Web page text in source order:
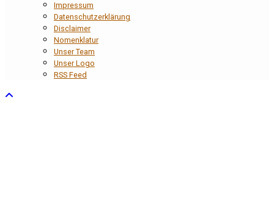
Impressum
Datenschutzerklärung
Disclaimer
Nomenklatur
Unser Team
Unser Logo
RSS Feed